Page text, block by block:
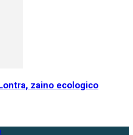
zaino ecologico